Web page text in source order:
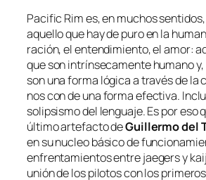
Pacific Rimes, en mu­chos
aque­llo que hay de pu­ro en la
ra­ción, el en­ten­di­mien­to, el amor:
que son in­trín­se­ca­men­te hu­mano
son una for­ma ló­gi­ca a tra­vés de
nos con de una for­ma efec­ti­va.
so­lip­sis­mo del len­gua­je. Es por eso
úl­ti­mo ar­te­fac­to deGuillermo del
en su nu­cleo bá­si­co de
en­fren­ta­mien­tos en­trejae­gersy
unión de los pi­lo­tos con los